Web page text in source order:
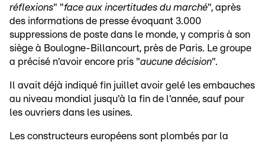
réflexions" "face aux incertitudes du marché", après
des informations de presse évoquant 3.000
suppressions de poste dans le monde, y compris à son
siège à Boulogne-Billancourt, près de Paris. Le groupe
a précisé n'avoir encore pris "aucune décision".
Il avait déjà indiqué fin juillet avoir gelé les embauches
au niveau mondial jusqu'à la fin de l'année, sauf pour
les ouvriers dans les usines.
Les constructeurs européens sont plombés par la